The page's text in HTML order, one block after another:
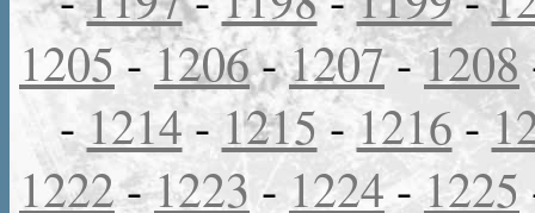
1205-1206-1207-1208
-1214- 1215- 1216 -
1222-1223 - 1224-1225